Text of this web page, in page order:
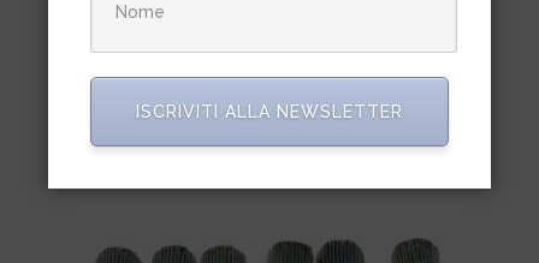
Squadra nautica
ISCRIVITI ALLA NEWSLETTER